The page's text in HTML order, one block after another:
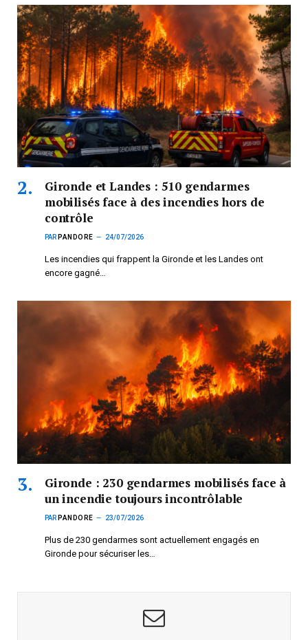
Gironde et Landes : 510 gendarmes
mobilisés face à des incendies hors de
contrôle
PAR PANDORE 24/07/2026
Les incendies qui frappent la Gironde et les Landes ont
encore gagné…
Gironde : 230 gendarmes mobilisés face à
un incendie toujours incontrôlable
PAR PANDORE 23/07/2026
Plus de 230 gendarmes sont actuellement engagés en
Gironde pour sécuriser les…